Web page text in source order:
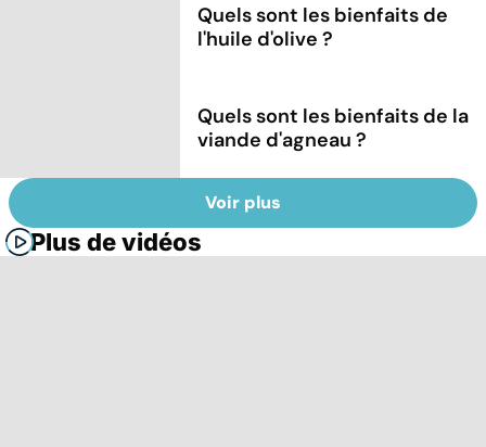
Quels sont les bienfaits de
l'huile d'olive ?
Quels sont les bienfaits de la
viande d'agneau ?
Voir plus
Plus de vidéos